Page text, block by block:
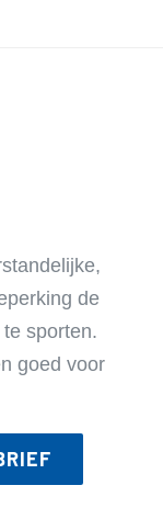
de
sporten.
goed voor